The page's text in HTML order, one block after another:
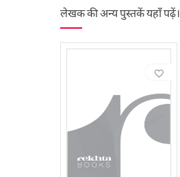
लेखक की अन्य पुस्तकें यहाँ पढ़ें।